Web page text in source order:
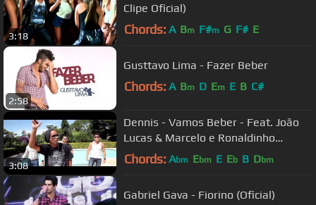
3:18
Clipe Oficial)
Chords: A Bm F#m G F# E
2:58
Gusttavo Lima - Fazer Beber
Chords: A Bm D Em E B C#
3:08
Dennis - Vamos Beber - Feat. João
Lucas & Marcelo e Ronaldinho
Gaúcho [Clipe Oficial]
Chords: Abm Ebm E Eb B Dbm
Gabriel Gava - Fiorino (Oficial)